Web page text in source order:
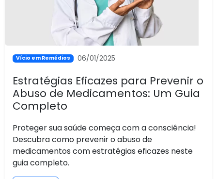
Vício em Remédios 06/01/2025
Estratégias Eficazes para Prevenir o
Abuso de Medicamentos: Um Guia
Completo
Proteger sua saúde começa com a consciência!
Descubra como prevenir o abuso de
medicamentos com estratégias eficazes neste
guia completo.